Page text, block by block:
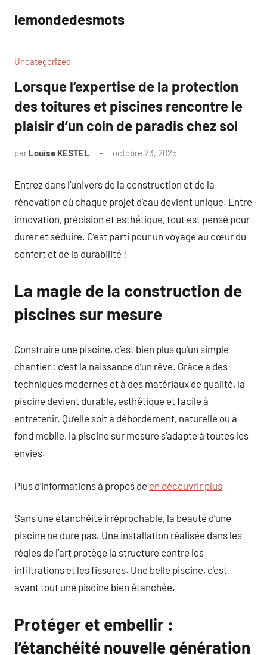
contenu
lemondedesmots
Uncategorized
Lorsque l’expertise de la protection
des toitures et piscines rencontre le
plaisir d’un coin de paradis chez soi
par Louise KESTEL octobre 23, 2025
Entrez dans l’univers de la construction et de la
rénovation où chaque projet d’eau devient unique. Entre
innovation, précision et esthétique, tout est pensé pour
durer et séduire. C’est parti pour un voyage au cœur du
confort et de la durabilité !
La magie de la construction de
piscines sur mesure
Construire une piscine, c’est bien plus qu’un simple
chantier : c’est la naissance d’un rêve. Grâce à des
techniques modernes et à des matériaux de qualité, la
piscine devient durable, esthétique et facile à
entretenir. Qu’elle soit à débordement, naturelle ou à
fond mobile, la piscine sur mesure s’adapte à toutes les
envies.
Plus d’informations à propos de en découvrir plus
Sans une étanchéité irréprochable, la beauté d’une
piscine ne dure pas. Une installation réalisée dans les
règles de l’art protège la structure contre les
infiltrations et les fissures. Une belle piscine, c’est
avant tout une piscine bien étanchée.
Protéger et embellir :
l’étanchéité nouvelle génération